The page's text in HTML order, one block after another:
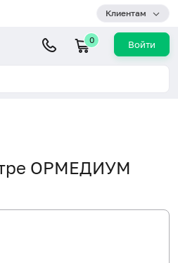
Клиентам
0 Войти
ОРМЕДИУМ